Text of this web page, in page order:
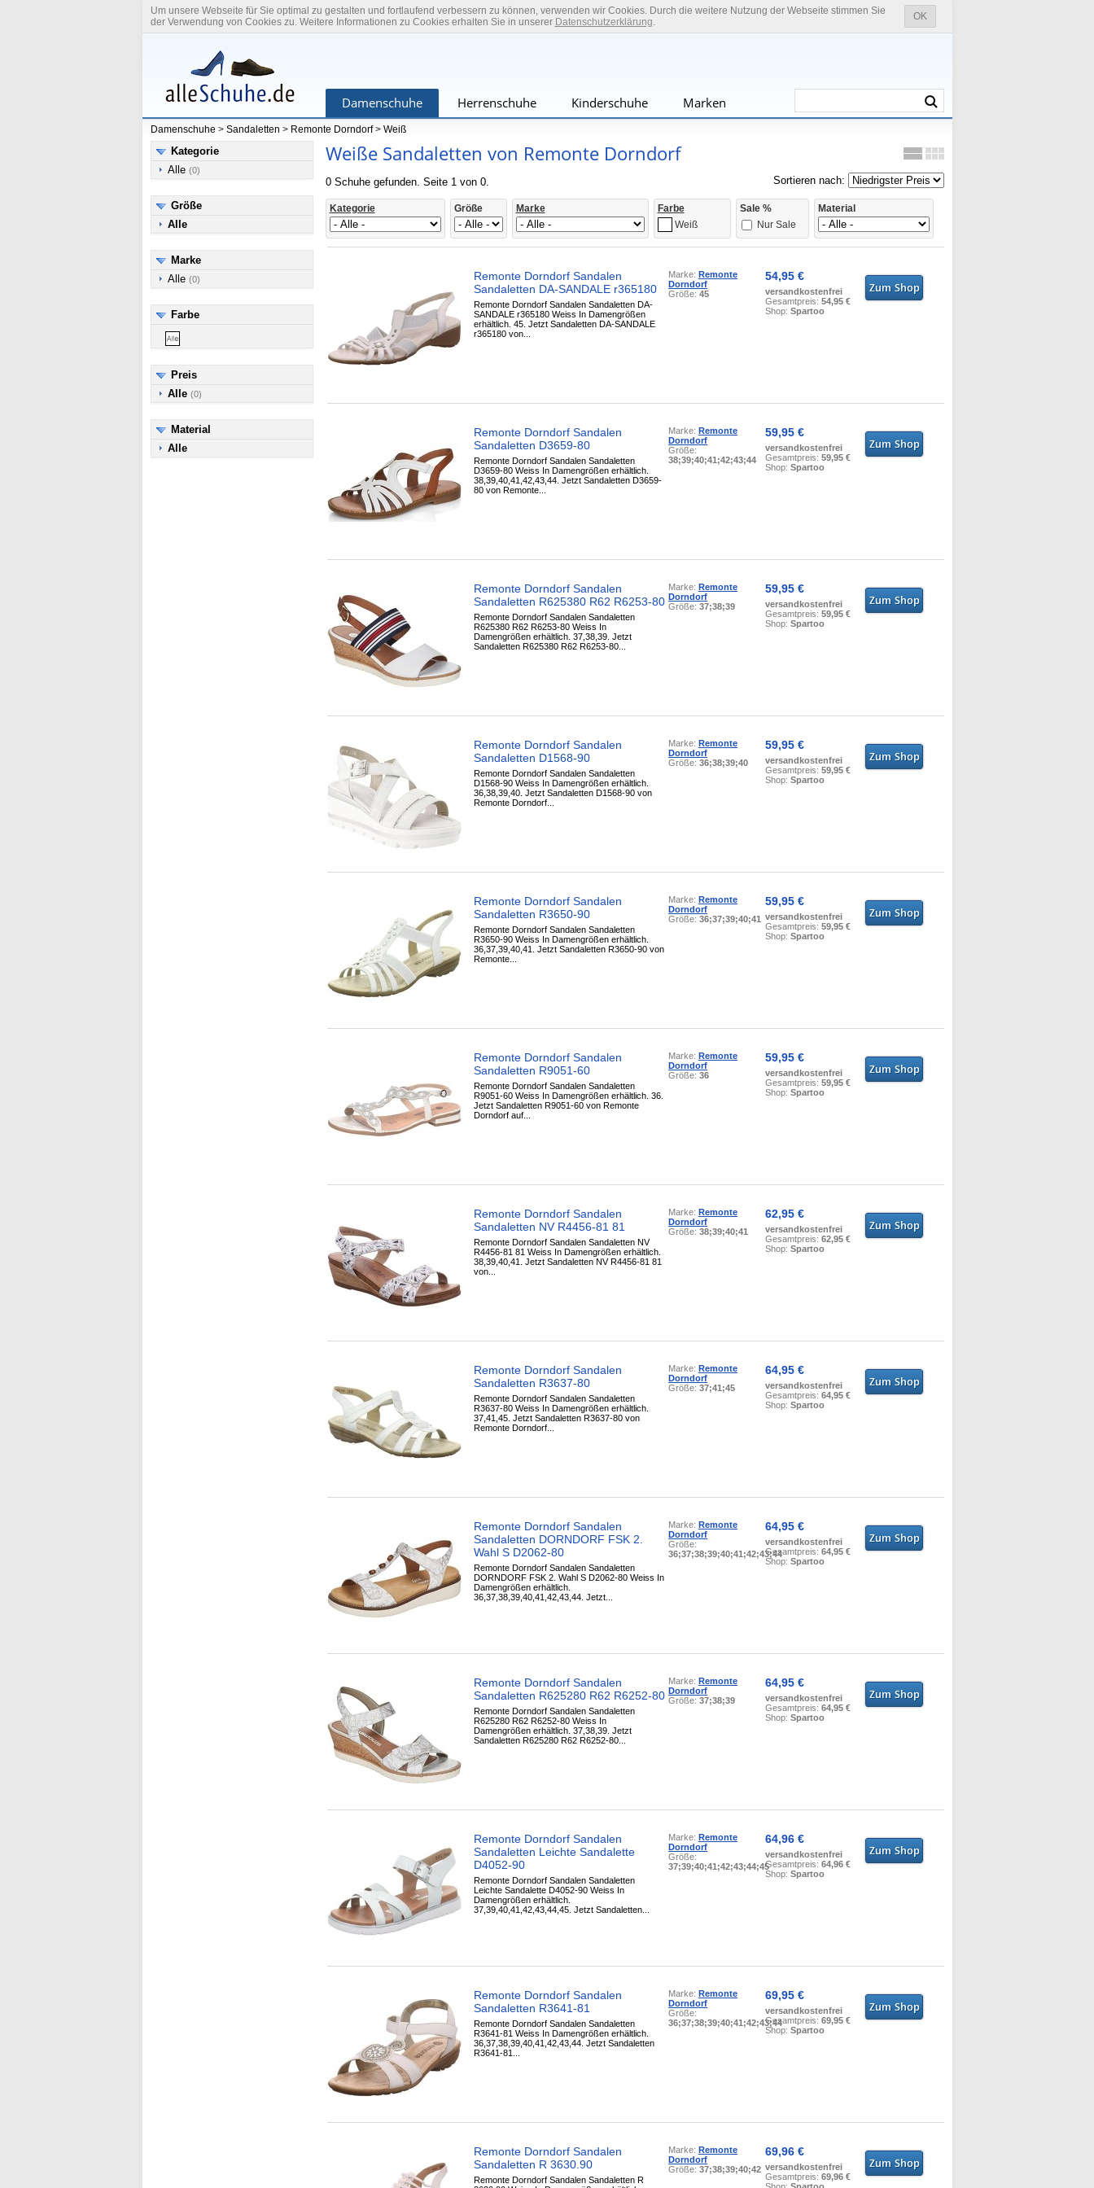
OK
Um unsere Webseite für Sie optimal zu gestalten und fortlaufend verbessern zu können, verwenden wir Cookies. Durch die weitere Nutzung der Webseite stimmen Sie
der Verwendung von Cookies zu. Weitere Informationen zu Cookies erhalten Sie in unserer Datenschutzerklärung.
Damenschuhe Herrenschuhe Kinderschuhe Marken
Damenschuhe> Sandaletten > Remonte Dorndorf> Weiß
Kategorie
Alle (0)
Größe
Alle
Marke
Alle (0)
Farbe
Preis
Alle (0)
Material
Alle
Weiße Sandaletten von Remonte Dorndorf
Sortieren nach:
0 Schuhe gefunden. Seite 1 von 0.
Kategorie Größe Marke
Farbe
Weiß
Sale %
Nur Sale
Material
Remonte Dorndorf Sandalen
Sandaletten DA-SANDALE r365180
Remonte Dorndorf Sandalen Sandaletten DA-
SANDALE r365180 Weiss In Damengrößen
erhältlich. 45. Jetzt Sandaletten DA-SANDALE
r365180 von...
Marke:Remonte
Dorndorf
Größe:45
54,95 €
versandkostenfrei
Gesamtpreis:54,95 €
Shop:Spartoo
Remonte Dorndorf Sandalen
Sandaletten D3659-80
Remonte Dorndorf Sandalen Sandaletten
D3659-80 Weiss In Damengrößen erhältlich.
38,39,40,41,42,43,44. Jetzt Sandaletten D3659-
80 von Remonte...
Marke:Remonte
Dorndorf
Größe:
38;39;40;41;42;43;44
59,95 €
versandkostenfrei
Gesamtpreis:59,95 €
Shop:Spartoo
Remonte Dorndorf Sandalen
Sandaletten R625380 R62 R6253-80
Remonte Dorndorf Sandalen Sandaletten
R625380 R62 R6253-80 Weiss In
Damengrößen erhältlich. 37,38,39. Jetzt
Sandaletten R625380 R62 R6253-80...
Marke:Remonte
Dorndorf
Größe:37;38;39
59,95 €
versandkostenfrei
Gesamtpreis:59,95 €
Shop:Spartoo
Remonte Dorndorf Sandalen
Sandaletten D1568-90
Remonte Dorndorf Sandalen Sandaletten
D1568-90 Weiss In Damengrößen erhältlich.
36,38,39,40. Jetzt Sandaletten D1568-90 von
Remonte Dorndorf...
Marke:Remonte
Dorndorf
Größe:36;38;39;40
59,95 €
versandkostenfrei
Gesamtpreis:59,95 €
Shop:Spartoo
Remonte Dorndorf Sandalen
Sandaletten R3650-90
Remonte Dorndorf Sandalen Sandaletten
R3650-90 Weiss In Damengrößen erhältlich.
36,37,39,40,41. Jetzt Sandaletten R3650-90 von
Remonte...
Marke:Remonte
Dorndorf
Größe:36;37;39;40;41
59,95 €
versandkostenfrei
Gesamtpreis:59,95 €
Shop:Spartoo
Remonte Dorndorf Sandalen
Sandaletten R9051-60
Remonte Dorndorf Sandalen Sandaletten
R9051-60 Weiss In Damengrößen erhältlich. 36.
Jetzt Sandaletten R9051-60 von Remonte
Dorndorf auf...
Marke:Remonte
Dorndorf
Größe:36
59,95 €
versandkostenfrei
Gesamtpreis:59,95 €
Shop:Spartoo
Remonte Dorndorf Sandalen
Sandaletten NV R4456-81 81
Remonte Dorndorf Sandalen Sandaletten NV
R4456-81 81 Weiss In Damengrößen erhältlich.
38,39,40,41. Jetzt Sandaletten NV R4456-81 81
von...
Marke:Remonte
Dorndorf
Größe:38;39;40;41
62,95 €
versandkostenfrei
Gesamtpreis:62,95 €
Shop:Spartoo
Remonte Dorndorf Sandalen
Sandaletten R3637-80
Remonte Dorndorf Sandalen Sandaletten
R3637-80 Weiss In Damengrößen erhältlich.
37,41,45. Jetzt Sandaletten R3637-80 von
Remonte Dorndorf...
Marke:Remonte
Dorndorf
Größe:37;41;45
64,95 €
versandkostenfrei
Gesamtpreis:64,95 €
Shop:Spartoo
Remonte Dorndorf Sandalen
Sandaletten DORNDORF FSK 2.
Wahl S D2062-80
Remonte Dorndorf Sandalen Sandaletten
DORNDORF FSK 2. Wahl S D2062-80 Weiss In
Damengrößen erhältlich.
36,37,38,39,40,41,42,43,44. Jetzt...
Marke:Remonte
Dorndorf
Größe:
36;37;38;39;40;41;42;43;44
64,95 €
versandkostenfrei
Gesamtpreis:64,95 €
Shop:Spartoo
Remonte Dorndorf Sandalen
Sandaletten R625280 R62 R6252-80
Remonte Dorndorf Sandalen Sandaletten
R625280 R62 R6252-80 Weiss In
Damengrößen erhältlich. 37,38,39. Jetzt
Sandaletten R625280 R62 R6252-80...
Marke:Remonte
Dorndorf
Größe:37;38;39
64,95 €
versandkostenfrei
Gesamtpreis:64,95 €
Shop:Spartoo
Remonte Dorndorf Sandalen
Sandaletten Leichte Sandalette
D4052-90
Remonte Dorndorf Sandalen Sandaletten
Leichte Sandalette D4052-90 Weiss In
Damengrößen erhältlich.
37,39,40,41,42,43,44,45. Jetzt Sandaletten...
Marke:Remonte
Dorndorf
Größe:
37;39;40;41;42;43;44;45
64,96 €
versandkostenfrei
Gesamtpreis:64,96 €
Shop:Spartoo
Remonte Dorndorf Sandalen
Sandaletten R3641-81
Remonte Dorndorf Sandalen Sandaletten
R3641-81 Weiss In Damengrößen erhältlich.
36,37,38,39,40,41,42,43,44. Jetzt Sandaletten
R3641-81...
Marke:Remonte
Dorndorf
Größe:
36;37;38;39;40;41;42;43;44
69,95 €
versandkostenfrei
Gesamtpreis:69,95 €
Shop:Spartoo
Remonte Dorndorf Sandalen
Sandaletten R 3630.90
Remonte Dorndorf Sandalen Sandaletten R
Marke:Remonte
Dorndorf
Größe:37;38;39;40;42
69,96 €
versandkostenfrei
Gesamtpreis:69,96 €